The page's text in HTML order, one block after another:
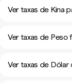
Ver taxas de Kina
Ver taxas de Peso
Ver taxas de Dólar